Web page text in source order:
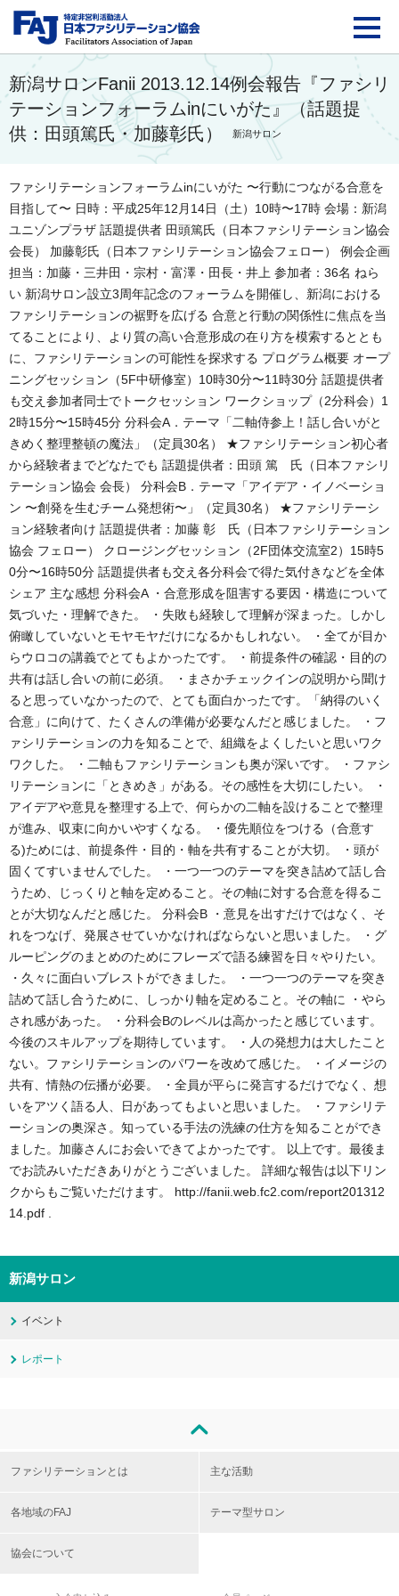
FAJ：特定非営利活動
新潟サロンFanii 2013.12.14例会報告『ファシリ
テーションフォーラムinにいがた』（話題提
供：田頭篤氏・加藤彰氏）
新潟サロン
ファシリテーションフォーラムinにいがた 〜行動につながる合意を
目指して〜 日時：平成25年12月14日（土）10時〜17時 会場：新潟
ユニゾンプラザ 話題提供者 田頭篤氏（日本ファシリテーション協会
会長） 加藤彰氏（日本ファシリテーション協会フェロー） 例会企画
担当：加藤・三井田・宗村・富澤・田長・井上 参加者：36名 ねら
い 新潟サロン設立3周年記念のフォーラムを開催し、新潟における
ファシリテーションの裾野を広げる 合意と行動の関係性に焦点を当
てることにより、より質の高い合意形成の在り方を模索するととも
に、ファシリテーションの可能性を探求する プログラム概要 オープ
ニングセッション（5F中研修室）10時30分〜11時30分 話題提供者
も交え参加者同士でトークセッション ワークショップ（2分科会）1
2時15分〜15時45分 分科会A．テーマ「二軸侍参上！話し合いがと
きめく整理整頓の魔法」（定員30名） ★ファシリテーション初心者
から経験者までどなたでも 話題提供者：田頭 篤 氏（日本ファシリ
テーション協会 会長） 分科会B．テーマ「アイデア・イノベーショ
ン 〜創発を生むチーム発想術〜」（定員30名） ★ファシリテーシ
ョン経験者向け 話題提供者：加藤 彰 氏（日本ファシリテーション
協会 フェロー） クロージングセッション（2F団体交流室2）15時5
0分〜16時50分 話題提供者も交え各分科会で得た気付きなどを全体
シェア 主な感想 分科会A ・合意形成を阻害する要因・構造について
気づいた・理解できた。 ・失敗も経験して理解が深まった。しかし
俯瞰していないとモヤモヤだけになるかもしれない。 ・全てが目か
らウロコの講義でとてもよかったです。 ・前提条件の確認・目的の
共有は話し合いの前に必須。 ・まさかチェックインの説明から聞け
ると思っていなかったので、とても面白かったです。「納得のいく
合意」に向けて、たくさんの準備が必要なんだと感じました。 ・フ
ァシリテーションの力を知ることで、組織をよくしたいと思いワク
ワクした。 ・二軸もファシリテーションも奥が深いです。 ・ファシ
リテーションに「ときめき」がある。その感性を大切にしたい。 ・
アイデアや意見を整理する上で、何らかの二軸を設けることで整理
が進み、収束に向かいやすくなる。 ・優先順位をつける（合意す
る)ためには、前提条件・目的・軸を共有することが大切。 ・頭が
固くてすいませんでした。 ・一つ一つのテーマを突き詰めて話し合
うため、じっくりと軸を定めること。その軸に対する合意を得るこ
とが大切なんだと感じた。 分科会B ・意見を出すだけではなく、そ
れをつなげ、発展させていかなければならないと思いました。 ・グ
ルーピングのまとめのためにフレーズで語る練習を日々やりたい。
・久々に面白いブレストができました。 ・一つ一つのテーマを突き
詰めて話し合うために、しっかり軸を定めること。その軸に ・やら
され感があった。 ・分科会Bのレベルは高かったと感じています。
今後のスキルアップを期待しています。 ・人の発想力は大したこと
ない。ファシリテーションのパワーを改めて感じた。 ・イメージの
共有、情熱の伝播が必要。 ・全員が平らに発言するだけでなく、想
いをアツく語る人、日があってもよいと思いました。 ・ファシリテ
ーションの奥深さ。知っている手法の洗練の仕方を知ることができ
ました。加藤さんにお会いできてよかったです。 以上です。最後ま
でお読みいただきありがとうございました。 詳細な報告は以下リン
クからもご覧いただけます。 http://fanii.web.fc2.com/report201312
14.pdf .
新潟サロン
イベント
レポート
ファシリテーションとは 主な活動
各地域のFAJ テーマ型サロン
協会について